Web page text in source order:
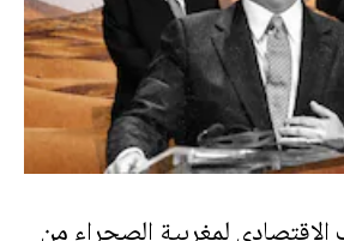
الاقتصادي لمغربية الصحراء من